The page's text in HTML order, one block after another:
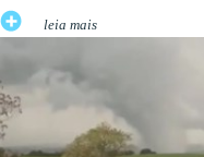
leia mais